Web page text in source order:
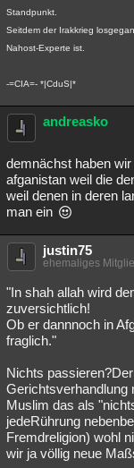
Standpunkt.
Seitdem der Irakkrieg
Nahost-Experte ist.
-=CIA=- *|CduS|*
andreasko
demnächst haben
afganistan weil die
weil denen in deren
man ein
justin75
ehemaliges
"In shah allah wird
zuversichtlich!
Ob er dannnoch in
fraglich."
Nichts
Gerichtsverhandlung
Muslim das als
jedeRührung
Fremdreligion) wohl
wir ja völlig neue